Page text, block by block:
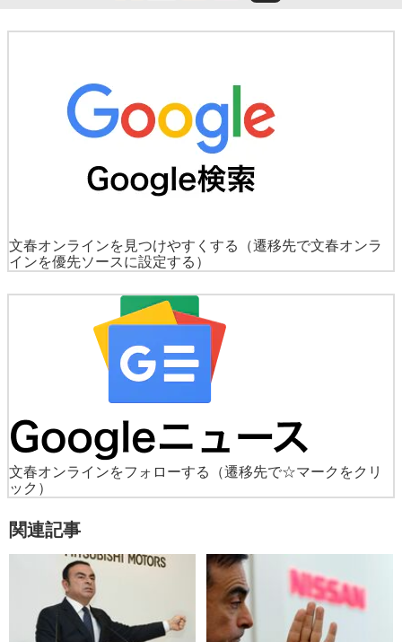
文春オンラインを見つけやすくする
（遷移先で文春オンラ
インを優先ソースに設定する）
文春オンラインをフォローする
（遷移先で☆マークをクリ
ック）
関連記事